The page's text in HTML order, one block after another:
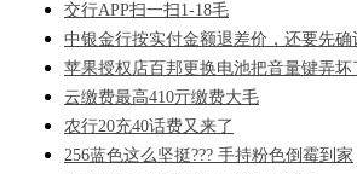
交行APP扫一扫1-18毛
中银金行按实付金额退差价，还要先确
苹果授权店百邦更换电池把音量键弄坏
云缴费最高410亓缴费大毛
农行20充40话费又来了
256蓝色这么坚挺??? 手持粉色倒霉到家